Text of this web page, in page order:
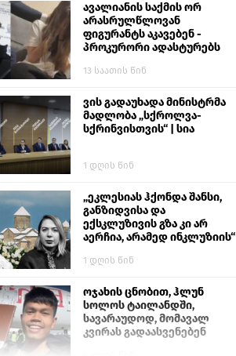
ავალიანის საქმის ორ
არასრულწლოვან
ფიგურანტს აკავებენ -
პროკურორი ადასტურებს
13 საათის წინ
ვის გადაუხადა მინისტრმა
მადლობა „სქროლვა-
სქრინვისთვის“ | სია
1 დღის წინ
„ეკლესიას ჰქონდა შანსი,
განზიდვისა და
ექსკლუზივის გზა კი არ
აერჩია, არამედ ინკლუზიის“
1 დღის წინ
ოჯახის ცნობით, ჰლუნ
სოლოს ტაილანდში,
სავარაუდოდ, მომავალ
კვირას გადაასვენებენ